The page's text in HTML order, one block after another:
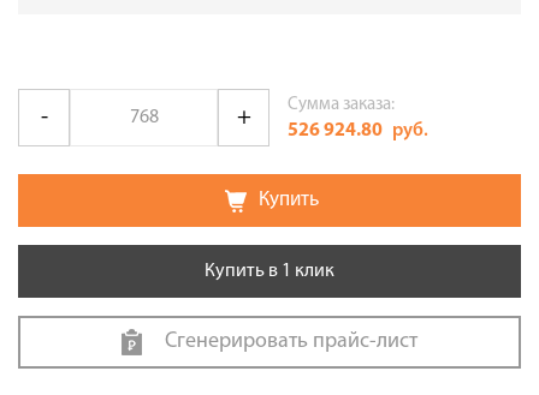
Сумма заказа:
526 924.80 руб.
Купить
Купить в 1 клик
Сгенерировать прайс-лист